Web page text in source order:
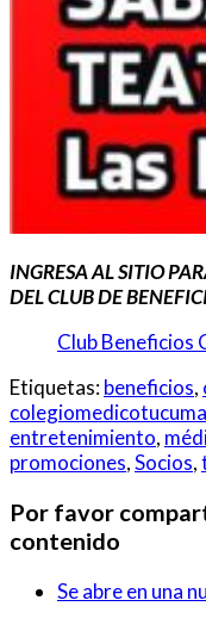
INGRESA AL SITIO
DEL CLUB DE
Club Beneficios
Etiquetas:beneficios,
entretenimiento,
promociones,Socios,
Por favor
contenido
Se abre en una